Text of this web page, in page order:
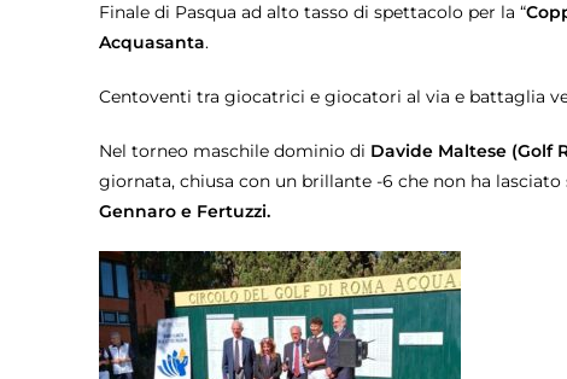
Finale di Pasqua ad alto tasso di spettacolo per la “
Acquasanta.
Centoventi tra giocatrici e giocatori al via e battaglia
Nel torneo maschile dominio di Davide Maltese (Golf
giornata, chiusa con un brillante -6 che non ha
Gennaro e Fertuzzi.